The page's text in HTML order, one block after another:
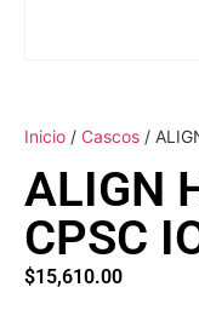
Inicio / Cascos /
ALIGN
CPSC
$15,610.00